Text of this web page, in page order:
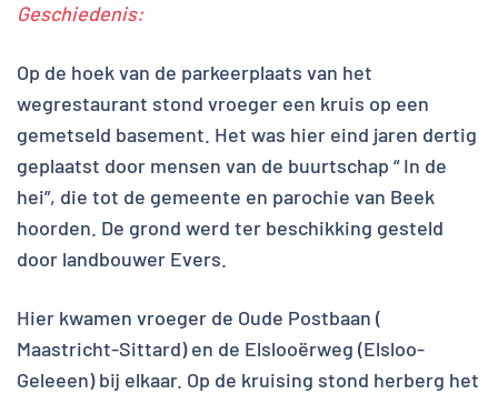
Geschiedenis:
Op de hoek van de parkeerplaats van het
wegrestaurant stond vroeger een kruis op een
gemetseld basement. Het was hier eind jaren dertig
geplaatst door mensen van de buurtschap “ In de
hei”, die tot de gemeente en parochie van Beek
hoorden. De grond werd ter beschikking gesteld
door landbouwer Evers.
Hier kwamen vroeger de Oude Postbaan (
Maastricht-Sittard) en de Elslooërweg (Elsloo-
Geleeen) bij elkaar. Op de kruising stond herberg het